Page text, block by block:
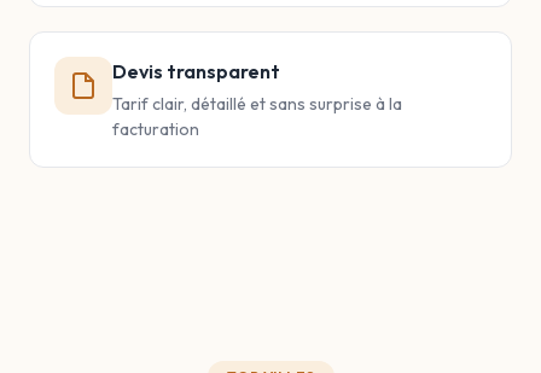
Devis transparent
Tarif clair, détaillé et sans surprise à la
facturation